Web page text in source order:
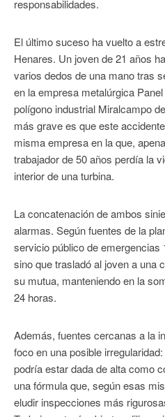
responsabilidades.
El último suceso ha vuelto a
Henares. Un joven de 21 años
varios dedos de una mano tras
en la empresa metalúrgica
polígono industrial Miralcampo
más grave es que este
misma empresa en la que,
trabajador de 50 años perdía la
interior de una turbina.
La concatenación de ambos
alarmas. Según fuentes de la
servicio público de emergencias
sino que trasladó al joven a una
su mutua, manteniendo en la
24 horas.
Además, fuentes cercanas a la
foco en una posible
podría estar dada de alta como
una fórmula que, según esas
eludir inspecciones más